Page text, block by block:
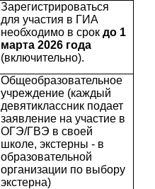
Зарегистрироваться
для участия в ГИА
необходимо в срокдо 1
марта 2026 года
(включительно).
Общеобразовательное
учреждение (каждый
девятиклассник подает
заявление на участие в
ОГЭ/ГВЭ в своей
школе, экстерны - в
образовательной
организации по выбору
экстерна)